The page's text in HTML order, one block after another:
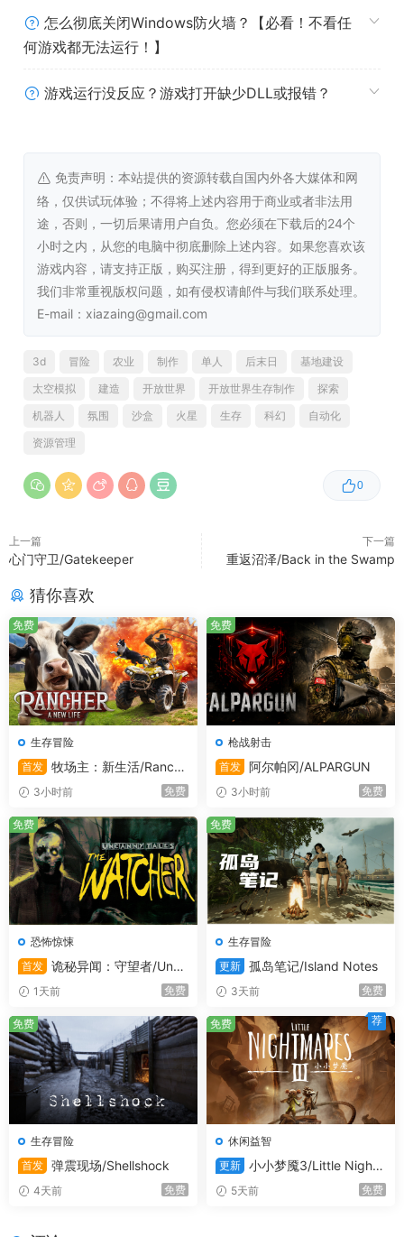
你将扮演播洛森（Blossom），一台小巧却强大的机器人，
专为在人类无法生存的环境中行动而设计。能源管理是核心
玩法：为移动、工具和机器供电，才能在恶劣环境中持续运
收集火星资源、精炼材料、利用无人机实现自动化，建造工
起成长的基地，以更复杂的方式支持地形改造、探索与生
功能模块，并将多台车辆串联成车队。驾驶它们穿越星球、
边走边采矿，在探索途中随时建立移动或固定的前哨基地。
你的基地不再局限于一处，它会随着你一起移动，实现真正
的行星级探索。
系统需求
最低配置:
需要 64 位处理器和操作系统
操作系统:
Windows 10（64位）
处理器:X64 双核处理器，2+ GHz
内存:4 GB RAM
显卡:2GB 显存
存储空间:需要 3 GB 可用空间
怎么彻底关闭Windows防火墙？【必看！不看任
何游戏都无法运行！】
游戏运行没反应？游戏打开缺少DLL或报错？
免责声明：本站提供的资源转载自国内外各大媒体和网
络，仅供试玩体验；不得将上述内容用于商业或者非法用
途，否则，一切后果请用户自负。您必须在下载后的24个
小时之内，从您的电脑中彻底删除上述内容。如果您喜欢该
游戏内容，请支持正版，购买注册，得到更好的正版服务。
我们非常重视版权问题，如有侵权请邮件与我们联系处理。
E-mail：xiazaing@gmail.com
0
3d 冒险 农业 制作 单人 后末日
基地建设
太空模拟
建造 开放世界 开放世界生存制作
探索
机器人
氛围 沙盒 火星 生存 科幻
自动化
资源管理
上一篇
心门守卫/Gatekeeper
下一篇
重返沼泽/Back in the Swamp
猜你喜欢
生存冒险
首发 牧场主：新生活/Ranche
r: A new life
3小时前 免费
免费
枪战射击
首发 阿尔帕冈/ALPARGUN
3小时前 免费
免费
恐怖惊悚
首发 诡秘异闻：守望者/Unca
nny Tales: The Watcher
1天前 免费
免费
生存冒险
更新 孤岛笔记/Island Notes
3天前 免费
免费
生存冒险
首发 弹震现场/Shellshock
4天前 免费
免费
休闲益智
更新 小小梦魇3/Little Night
mares III
5天前 免费
免费 荐